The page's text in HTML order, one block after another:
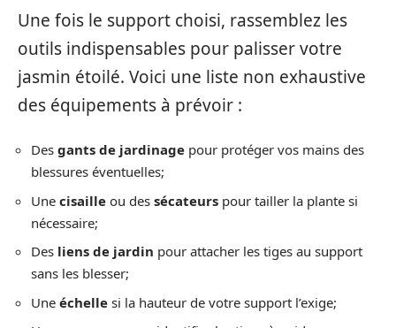
Une fois le support choisi, rassemblez les
outils indispensables pour palisser votre
jasmin étoilé. Voici une liste non exhaustive
des équipements à prévoir :
Des gants de jardinage pour protéger vos mains des
blessures éventuelles;
Une cisaille ou des sécateurs pour tailler la plante si
nécessaire;
Des liens de jardin pour attacher les tiges au support
sans les blesser;
Une échelle si la hauteur de votre support l’exige;